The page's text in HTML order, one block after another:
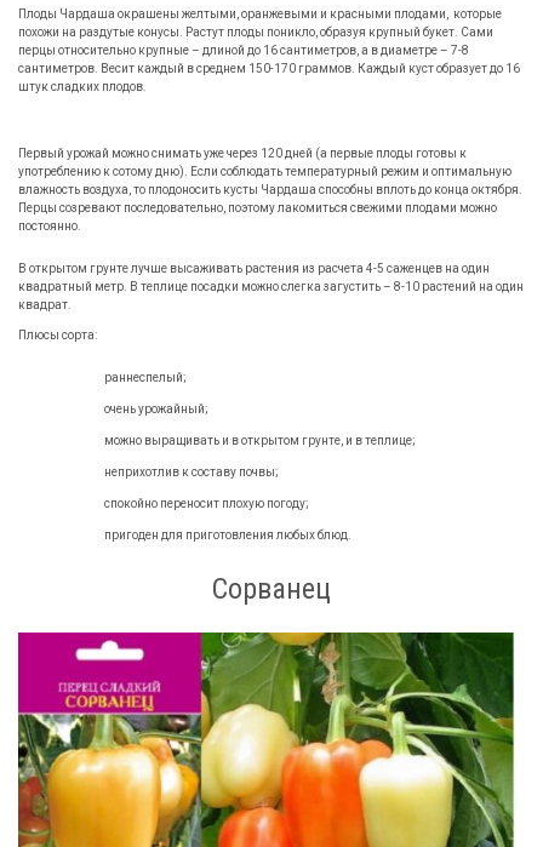
Плоды Чардаша окрашены желтыми, оранжевыми и красными плодами, которые
похожи на раздутые конусы. Растут плоды поникло, образуя крупный букет. Сами
перцы относительно крупные – длиной до 16 сантиметров, а в диаметре – 7-8
сантиметров. Весит каждый в среднем 150-170 граммов. Каждый куст образует до 16
штук сладких плодов.
Первый урожай можно снимать уже через 120 дней (а первые плоды готовы к
употреблению к сотому дню). Если соблюдать температурный режим и оптимальную
влажность воздуха, то плодоносить кусты Чардаша способны вплоть до конца октября.
Перцы созревают последовательно, поэтому лакомиться свежими плодами можно
постоянно.
В открытом грунте лучше высаживать растения из расчета 4-5 саженцев на один
квадратный метр. В теплице посадки можно слегка загустить – 8-10 растений на один
квадрат.
Плюсы сорта:
раннеспелый;
очень урожайный;
можно выращивать и в открытом грунте, и в теплице;
неприхотлив к составу почвы;
спокойно переносит плохую погоду;
пригоден для приготовления любых блюд.
Сорванец